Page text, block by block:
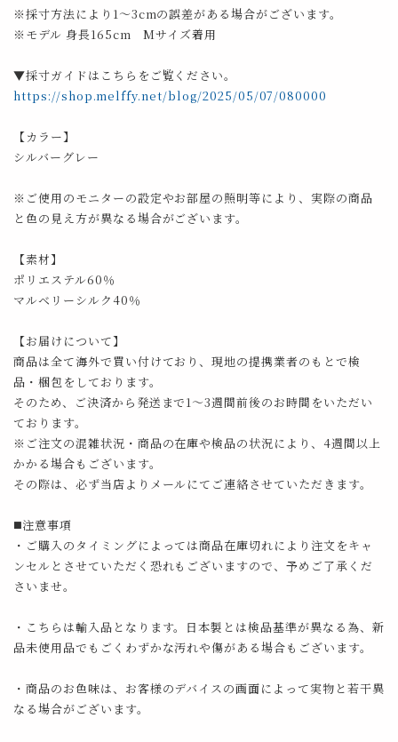
※採寸方法により1～3cmの誤差がある場合がございます。
※モデル 身長165cm Mサイズ着用
▼採寸ガイドはこちらをご覧ください。
https://shop.melffy.net/blog/2025/05/07/080000
【カラー】
シルバーグレー
※ご使用のモニターの設定やお部屋の照明等により、実際の商品
と色の見え方が異なる場合がございます。
【素材】
ポリエステル60％
マルベリーシルク40％
【お届けについて】
商品は全て海外で買い付けており、現地の提携業者のもとで検
品・梱包をしております。
そのため、ご決済から発送まで1～3週間前後のお時間をいただい
ております。
※ご注文の混雑状況・商品の在庫や検品の状況により、4週間以上
かかる場合もございます。
その際は、必ず当店よりメールにてご連絡させていただきます。
◼️注意事項
・ご購入のタイミングによっては商品在庫切れにより注文をキャ
ンセルとさせていただく恐れもございますので、予めご了承くだ
さいませ。
・こちらは輸入品となります。日本製とは検品基準が異なる為、新
品未使用品でもごくわずかな汚れや傷がある場合もございます。
・商品のお色味は、お客様のデバイスの画面によって実物と若干異
なる場合がございます。